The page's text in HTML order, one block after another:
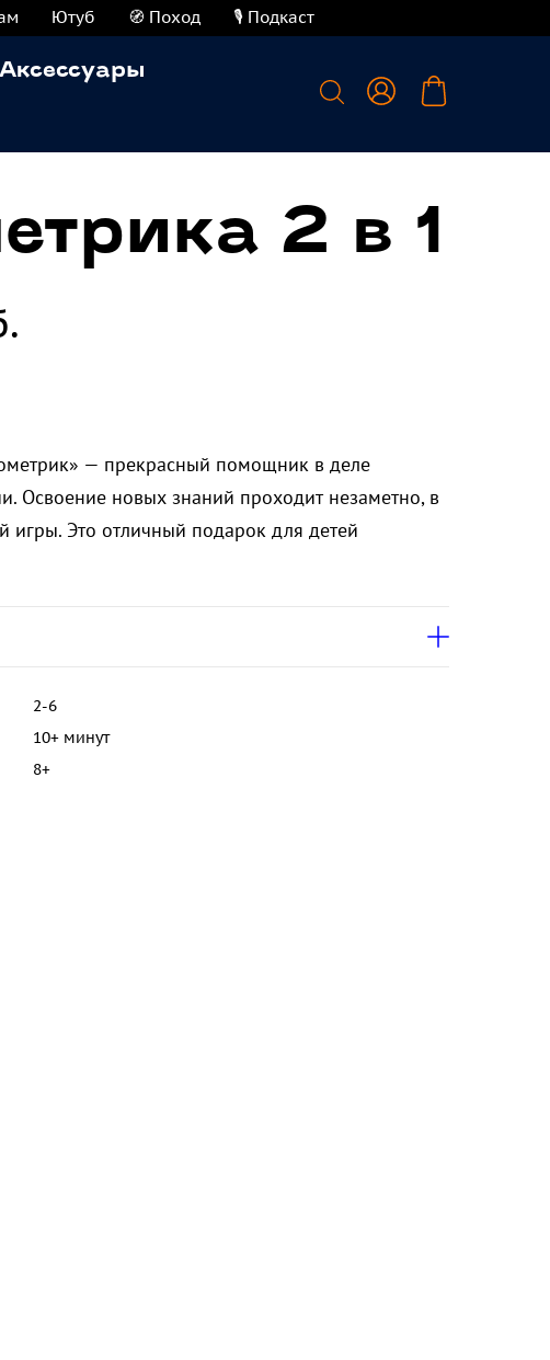
Ютуб 🧭 Поход 🎙️ Подкаст
Аксессуары
2 в 1
— прекрасный помощник в деле
Освоение новых знаний проходит незаметно, в
игры. Это отличный подарок для детей
2-6
10+ минут
8+